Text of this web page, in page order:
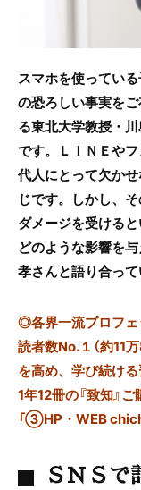
スマホを使ってい
の恐ろしい事実を
る東北大学教授・
です。ＬＩＮＥや
代人にとって欠か
じです。しかし、
ダメージを受ける
どのような影響を
孝さんと語り合って
◎各界一流プロフ
読者数No.１（約11
を高め、学び続ける
1年12冊の『致知』
「③HP・WEB
ＳＮＳで